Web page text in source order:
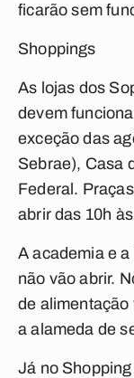
ficarão sem
Shoppings
As lojas dos
devem
exceção das
Sebrae), Casa
Federal.
abrir das 10h
A academia e
não vão abrir.
de alimentação
a alameda de
Já no